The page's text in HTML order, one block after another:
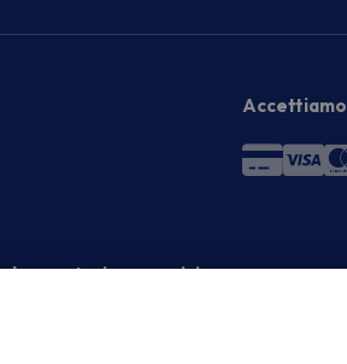
operatori economici
Accettiamo